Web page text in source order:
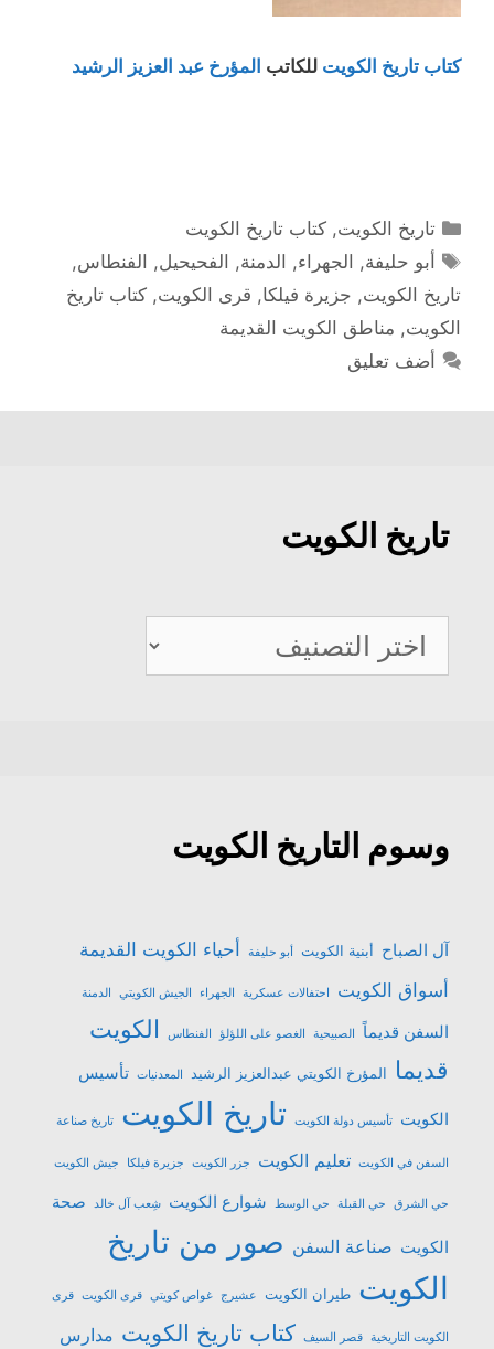
كتاب تاريخ الكويت للكاتب المؤرخ عبد العزيز الرشيد
التصنيفات
تاريخ الكويت,كتاب تاريخ الكويت
الوسوم
أبو حليفة, الجهراء, الدمنة, الفحيحيل, الفنطاس,
تاريخ الكويت, جزيرة فيلكا, قرى الكويت, كتاب تاريخ
الكويت, مناطق الكويت القديمة
أضف تعليق
تاريخ الكويت
تاريخ
الكويت
وسوم التاريخ الكويت
آل الصباح أبنية الكويت أبو حليفة
أحياء الكويت القديمة
أسواق الكويت
احتفالات عسكرية الجهراء الجيش الكويتي الدمنة
السفن قديماً الصبيحية الغصو على اللؤلؤ الفنطاس
الكويت
قديما
المؤرخ الكويتي عبدالعزيز الرشيد المعدنيات تأسيس
الكويت تأسيس دولة الكويت تاريخ الكويت تاريخ صناعة
السفن في الكويت تعليم الكويت جزر الكويت جزيرة فيلكا جيش الكويت
حي الشرق حي القبلة حي الوسط شوارع الكويت شِعب آل خالد صحة
الكويت صناعة السفن صور من تاريخ
الكويت طيران الكويت عشیرج غواص كويتي قرى الكويت قرى
الكويت التاريخية قصر السيف كتاب تاريخ الكويت مدارس